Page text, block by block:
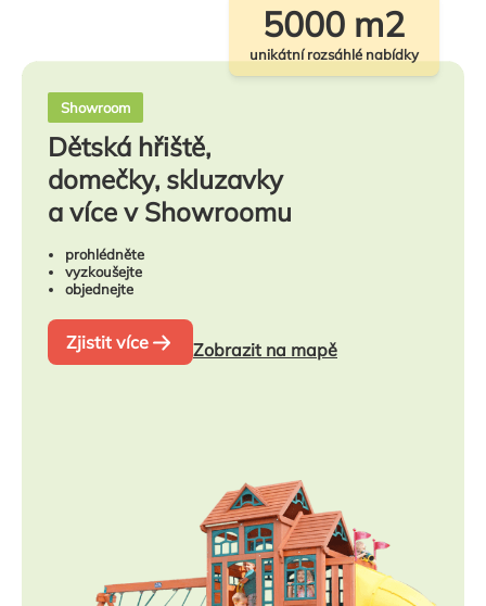
Showroom
Dětská hřiště,
domečky, skluzavky
a více v Showroomu
prohlédněte
vyzkoušejte
objednejte
Zjistit více Zobrazit na mapě
5000 m2
unikátní rozsáhlé nabídky